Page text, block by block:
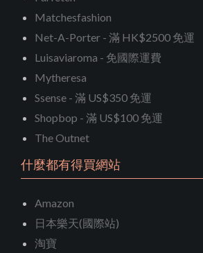
Matchesfashion
Net-A-Porter - 滿 HK$2500 免運
Luisaviaroma - 免國際運費
Mytheresa
Ssense - 滿 US$350 免運
Shopbop - 滿 US$100 免運
The Outnet
什麼都有得買網站
Amazon
日本樂天(國際站)
淘寶